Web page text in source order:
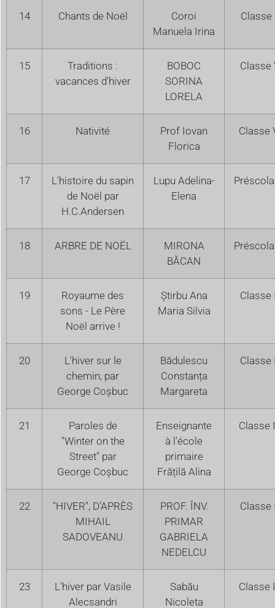
14 Chants de Noël
Coroi
Manuela Irina
Classe
15
Traditions :
vacances d'hiver
BOBOC
SORINA
LORELA
Classe
16 Nativité
Prof Iovan
Florica
Classe
17
L'histoire du sapin
de Noël par
H.C.Andersen
Lupu Adelina-
Elena
18 ARBRE DE NOËL
MIRONA
BĂCAN
19
Royaume des
sons - Le Père
Noël arrive !
Știrbu Ana
Maria Silvia
Classe
20
L'hiver sur le
chemin, par
George Coșbuc
Bădulescu
Constanța
Margareta
Classe
21
Paroles de
"Winter on the
Street" par
George Coșbuc
Enseignante
à l'école
primaire
Frățilă Alina
Classe
22
"HIVER", D'APRÈS
MIHAIL
SADOVEANU
PROF. ÎNV.
PRIMAR
GABRIELA
NEDELCU
Classe
23
L'hiver par Vasile
Alecsandri
Sabău
Nicoleta
Classe